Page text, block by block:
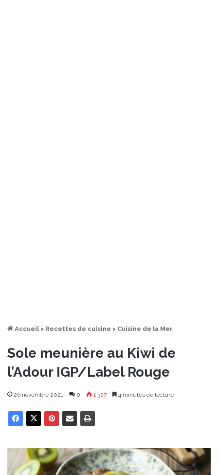
Accueil > Recettes de cuisine > Cuisine de la Mer
Sole meunière au Kiwi de
l’Adour IGP/Label Rouge
26 novembre 2021 0 1 327 4 minutes de lecture